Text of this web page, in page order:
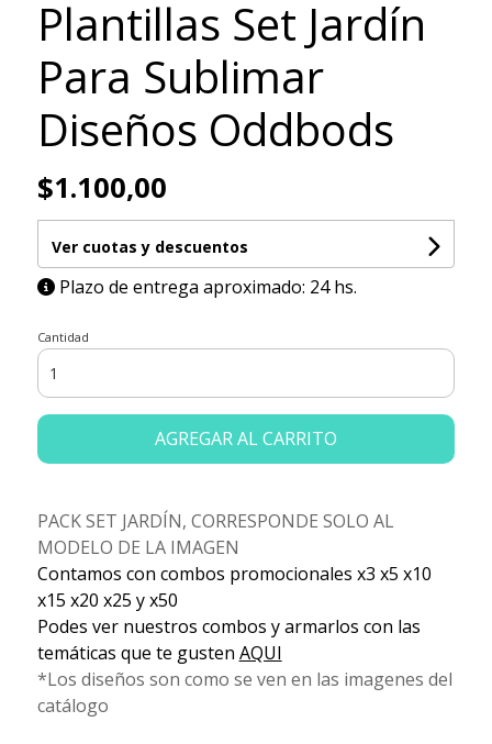
Plantillas Set Jardín
Para Sublimar
Diseños Oddbods
$1.100,00
Ver cuotas y descuentos
Plazo de entrega aproximado: 24 hs.
Cantidad
AGREGAR AL CARRITO
PACK SET JARDÍN, CORRESPONDE SOLO AL
MODELO DE LA IMAGEN
Contamos con combos promocionales x3 x5 x10
x15 x20 x25 y x50
Podes ver nuestros combos y armarlos con las
temáticas que te gusten AQUI
*Los diseños son como se ven en las imagenes del
catálogo